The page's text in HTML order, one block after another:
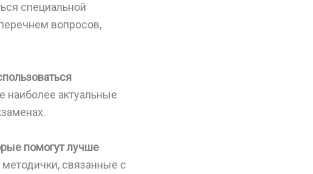
специальной
вопросов,
наиболее актуальные
помогут лучше
связанные с